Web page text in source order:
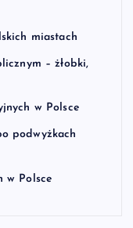
miastach
– żłobki,
w Polsce
podwyżkach
w Polsce